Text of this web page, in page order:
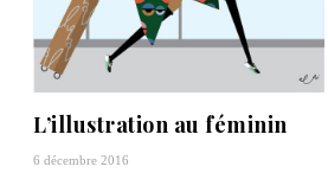
L’illustration au féminin
6 décembre 2016